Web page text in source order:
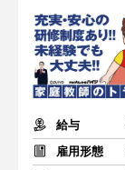
給与
雇用形態